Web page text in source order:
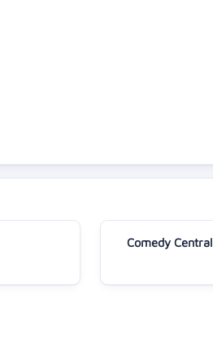
Comedy Central